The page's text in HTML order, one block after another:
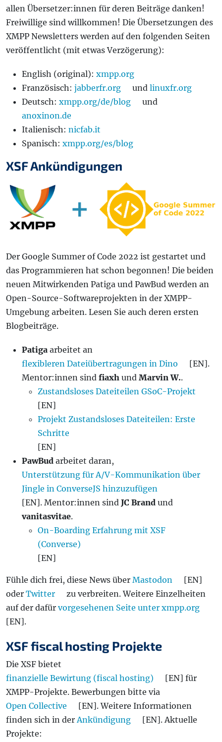
allen Übersetzer:innen für deren Beiträge danken!
Freiwillige sind willkommen! Die Übersetzungen des
XMPP Newsletters werden auf den folgenden Seiten
veröffentlicht (mit etwas Verzögerung):
English (original): xmpp.org
Französisch: jabberfr.org und linuxfr.org
Deutsch: xmpp.org/de/blog
und
anoxinon.de
Italienisch: nicfab.it
Spanisch: xmpp.org/es/blog
XSF Ankündigungen
Der Google Summer of Code 2022 ist gestartet und
das Programmieren hat schon begonnen! Die beiden
neuen Mitwirkenden Patiga und PawBud werden an
Open-Source-Softwareprojekten in der XMPP-
Umgebung arbeiten. Lesen Sie auch deren ersten
Blogbeiträge.
Patiga arbeitet an
flexibleren Dateiübertragungen in Dino
[EN].
Mentor:innen sind fiaxh und Marvin W..
Zustandsloses Dateiteilen GSoC-Projekt
[EN]
Projekt Zustandsloses Dateiteilen: Erste
Schritte
[EN]
PawBud arbeitet daran,
Unterstützung für A/V-Kommunikation über
Jingle in ConverseJS hinzuzufügen
[EN]. Mentor:innen sind JC Brand und
vanitasvitae.
On-Boarding Erfahrung mit XSF
(Converse)
[EN]
Fühle dich frei, diese News über Mastodon
[EN]
oder Twitter
zu verbreiten. Weitere Einzelheiten
auf der dafür vorgesehenen Seite unter xmpp.org
[EN].
XSF fiscal hosting Projekte
Die XSF bietet
finanzielle Bewirtung (fiscal hosting)
[EN] für
XMPP-Projekte. Bewerbungen bitte via
Open Collective
[EN]. Weitere Informationen
finden sich in derAnkündigung
[EN]. Aktuelle
Projekte: